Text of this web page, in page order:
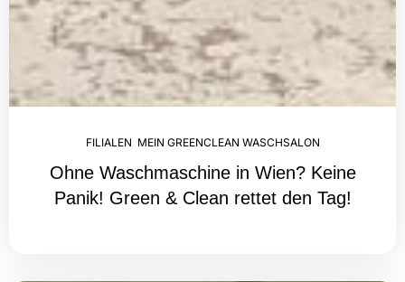
FILIALEN MEIN GREENCLEAN WASCHSALON
Ohne Waschmaschine in Wien? Keine
Panik! Green & Clean rettet den Tag!